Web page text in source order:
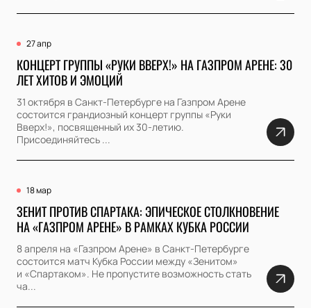
27 апр
КОНЦЕРТ ГРУППЫ «РУКИ ВВЕРХ!» НА ГАЗПРОМ АРЕНЕ: 30
ЛЕТ ХИТОВ И ЭМОЦИЙ
31 октября в Санкт-Петербурге на Газпром Арене
состоится грандиозный концерт группы «Руки
Вверх!», посвященный их 30-летию.
Присоединяйтесь ...
18 мар
ЗЕНИТ ПРОТИВ СПАРТАКА: ЭПИЧЕСКОЕ СТОЛКНОВЕНИЕ
НА «ГАЗПРОМ АРЕНЕ» В РАМКАХ КУБКА РОССИИ
8 апреля на «Газпром Арене» в Санкт-Петербурге
состоится матч Кубка России между «Зенитом»
и «Спартаком». Не пропустите возможность стать
ча...